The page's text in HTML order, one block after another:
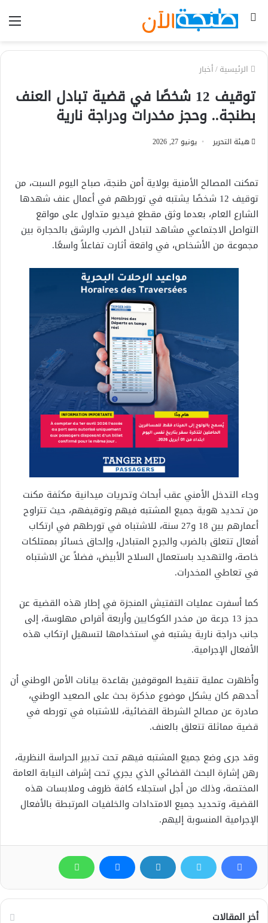
بحث
الرئيسية/أخبار
توقيف 12 شخصًا في قضية تبادل العنف
بطنجة.. وحجز مخدرات ودراجة نارية
هيئة التحرير يونيو 27, 2026
تمكنت المصالح الأمنية بولاية أمن طنجة، صباح اليوم السبت، من
توقيف 12 شخصًا يشتبه في تورطهم في أعمال عنف شهدها
الشارع العام، بعدما وثق مقطع فيديو متداول على مواقع
التواصل الاجتماعي مشاهد لتبادل الضرب والرشق بالحجارة بين
مجموعة من الأشخاص، في واقعة أثارت تفاعلاً واسعًا.
وجاء التدخل الأمني عقب أبحاث وتحريات ميدانية مكثفة مكنت
من تحديد هوية جميع المشتبه فيهم وتوقيفهم، حيث تتراوح
أعمارهم بين 18 و27 سنة، للاشتباه في تورطهم في ارتكاب
أفعال تتعلق بالضرب والجرح المتبادل، وإلحاق خسائر بممتلكات
خاصة، والتهديد باستعمال السلاح الأبيض، فضلاً عن الاشتباه
في تعاطي المخدرات.
كما أسفرت عمليات التفتيش المنجزة في إطار هذه القضية عن
حجز 13 جرعة من مخدر الكوكايين وأربعة أقراص مهلوسة، إلى
جانب دراجة نارية يشتبه في استخدامها لتسهيل ارتكاب هذه
الأفعال الإجرامية.
وأظهرت عملية تنقيط الموقوفين بقاعدة بيانات الأمن الوطني أن
أحدهم كان يشكل موضوع مذكرة بحث على الصعيد الوطني،
صادرة عن مصالح الشرطة القضائية، للاشتباه في تورطه في
قضية مماثلة تتعلق بالعنف.
وقد جرى وضع جميع المشتبه فيهم تحت تدبير الحراسة النظرية،
رهن إشارة البحث القضائي الذي يجري تحت إشراف النيابة العامة
المختصة، وذلك من أجل استجلاء كافة ظروف وملابسات هذه
القضية، وتحديد جميع الامتدادات والخلفيات المرتبطة بالأفعال
الإجرامية المنسوبة إليهم.
أخر المقالات